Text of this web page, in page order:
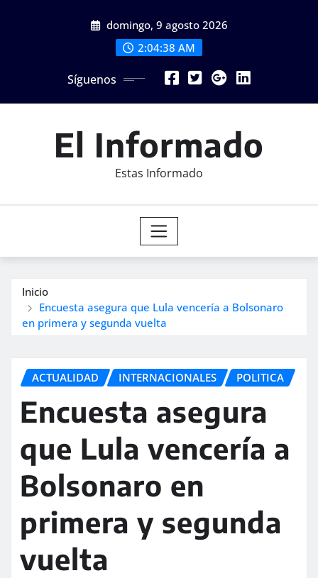
domingo, 9 agosto 2026
2:04:40 AM
Síguenos
El Informado
Estas Informado
Inicio
Encuesta asegura que Lula vencería a Bolsonaro
en primera y segunda vuelta
ACTUALIDAD INTERNACIONALES POLITICA
Encuesta asegura
que Lula vencería a
Bolsonaro en
primera y segunda
vuelta